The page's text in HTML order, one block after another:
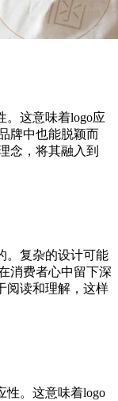
。这意味着logo应
牌中也能脱颖而
念，将其融入到
。复杂的设计可能
消费者心中留下深
阅读和理解，这样
性。这意味着logo